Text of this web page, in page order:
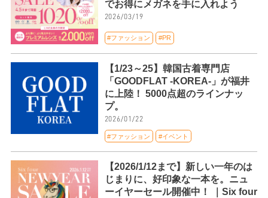
でお得にメガネを手に入れよう
2026/03/19
#ファッション #PR
【1/23～25】韓国古着専門店
「GOODFLAT -KOREA-」が福井
に上陸！ 5000点超のラインナッ
プ。
2026/01/22
#ファッション #イベント
【2026/1/12まで】新しい一年のは
じまりに、好印象な一本を。ニュ
ーイヤーセール開催中！ ｜Six four